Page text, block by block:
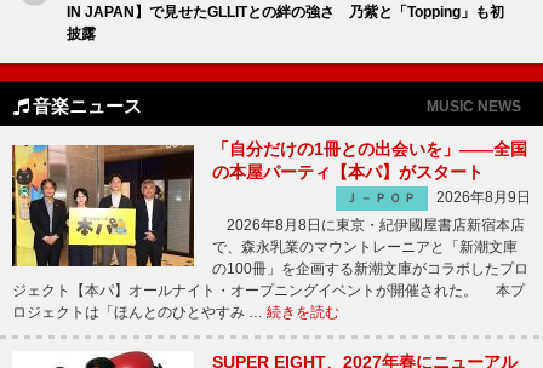
IN JAPAN】で見せたGLLITとの絆の強さ 乃紫と「Topping」も初
披露
音楽ニュース MUSIC NEWS
「自分だけの1冊との出会いを」――全国
の本屋パーティ【本パ】がスタート
Ｊ－ＰＯＰ
2026年8月9日
2026年8月8日に東京・紀伊國屋書店新宿本店
で、森永乳業のマウントレーニアと「新潮文庫
の100冊」を企画する新潮文庫がコラボしたプロ
ジェクト【本パ】オールナイト・オープニングイベントが開催された。 本プ
ロジェクトは「ほんとのひとやすみ … 続きを読む
SUPER EIGHT、2027年春にニューアル